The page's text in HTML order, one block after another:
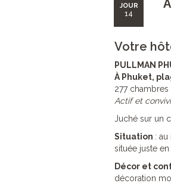
JOUR
14
Votre
PULLMAN
À Phuket,
277 chambres
Actif et
Juché sur un
Situation :
située juste
Décor et
décoration